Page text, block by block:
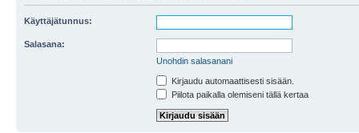
Käyttäjätunnus:
Salasana:
Unohdin salasanani
Kirjaudu automaattisesti sisään.
Piilota paikalla olemiseni tällä kertaa